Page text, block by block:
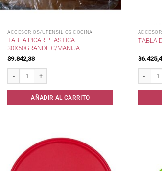
ACCESORIOS/UTENSILIOS COCINA
TABLA PICAR PLASTICA
30X50GRANDE C/MANIJA
$9.842,33
Tabla Picar Plastica 30x50Grande c/Manija cantidad
AÑADIR AL CARRITO
TABLA
$
Tabla